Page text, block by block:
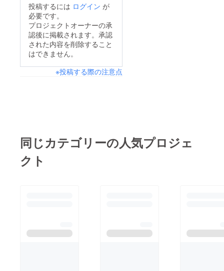
投稿するには ログイン が
必要です。
プロジェクトオーナーの承
認後に掲載されます。承認
された内容を削除すること
はできません。
※投稿する際の注意点
同じカテゴリーの人気プロジェ
クト